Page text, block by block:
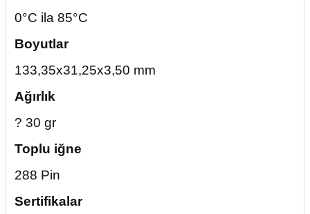
0°C ila 85°C
Boyutlar
133,35x31,25x3,50 mm
Ağırlık
? 30 gr
Toplu iğne
288 Pin
Sertifikalar